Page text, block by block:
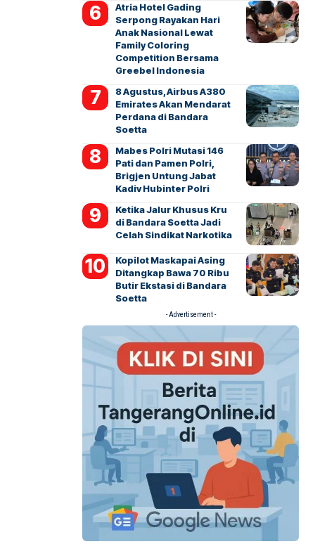
Atria Hotel Gading
Serpong Rayakan Hari
Anak Nasional Lewat
Family Coloring
Competition Bersama
Greebel Indonesia
8 Agustus, Airbus A380
Emirates Akan Mendarat
Perdana di Bandara
Soetta
Mabes Polri Mutasi 146
Pati dan Pamen Polri,
Brigjen Untung Jabat
Kadiv Hubinter Polri
Ketika Jalur Khusus Kru
di Bandara Soetta Jadi
Celah Sindikat Narkotika
Kopilot Maskapai Asing
Ditangkap Bawa 70 Ribu
Butir Ekstasi di Bandara
Soetta
- Advertisement -